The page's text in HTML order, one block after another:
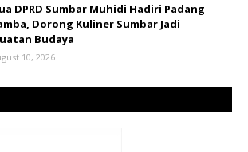
DPRD Sumbar Muhidi Hadiri Padang
Dorong Kuliner Sumbar Jadi
Budaya
10, 2026